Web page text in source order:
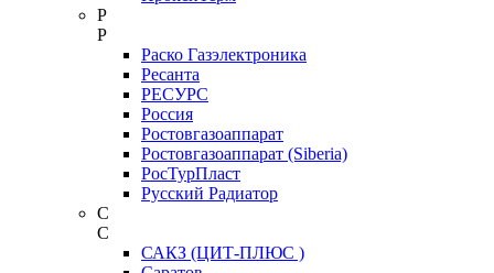
Р
Р
Раско Газэлектроника
Ресанта
РЕСУРС
Россия
Ростовгазоаппарат
Ростовгазоаппарат (Siberia)
РосТурПласт
Русский Радиатор
С
С
САКЗ (ЦИТ-ПЛЮС )